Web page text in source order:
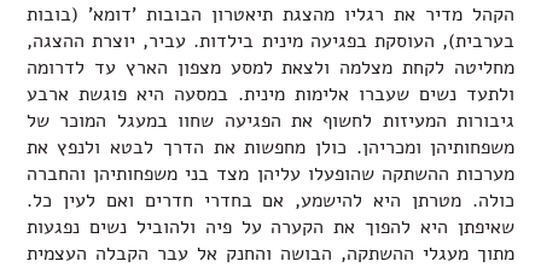
הקהל מדיר את רגליו מהצגת תיאטרון הבובות 'דומא' (בובות
בערבית), העוסקת בפגיעה מינית בילדות. עביר, יוצרת ההצגה,
מחליטה לקחת מצלמה ולצאת למסע מצפון הארץ עד לדרומה
ולתעד נשים שעברו אלימות מינית. במסעה היא פוגשת ארבע
גיבורות המעיזות לחשוף את הפגיעה שחוו במעגל המוכר של
משפחותיהן ומכריהן. כולן מחפשות את הדרך לבטא ולנפץ את
מערכות ההשתקה שהופעלו עליהן מצד בני משפחותיהן והחברה
כולה. מטרתן היא להישמע, אם בחדרי חדרים ואם לעין כל.
שאיפתן היא להפוך את הקערה על פיה ולהוביל נשים נפגעות
מתוך מעגלי ההשתקה, הבושה והחנק אל עבר הקבלה העצמית